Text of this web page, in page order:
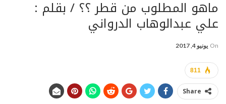
ماهو المطلوب من قطر ؟؟ / بقلم :
علي عبدالوهاب الدرواني
On يونيو 4, 2017
811
Share